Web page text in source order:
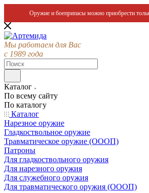
Оружие и боеприпасы можно приобрести
Мы работаем для Вас
с 1989 года
Каталог
По всему сайту
По каталогу
Каталог
Нарезное оружие
Гладкоствольное оружие
Травматическое оружие (ОООП)
Патроны
Для гладкоствольного оружия
Для нарезного оружия
Для служебного оружия
Для травматического оружия (ОООП)